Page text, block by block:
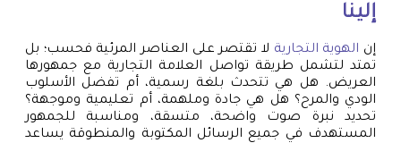
إلينا
إن الهوية التجارية لا تقتصر على العناصر المرئية فحسب؛ بل
تمتد لتشمل طريقة تواصل العلامة التجارية مع جمهورها
العريض. هل هي تتحدث بلغة رسمية، أم تفضل الأسلوب
الودي والمرح؟ هل هي جادة وملهمة، أم تعليمية وموجهة؟
تحديد نبرة صوت واضحة، متسقة، ومناسبة للجمهور
المستهدف في جميع الرسائل المكتوبة والمنطوقة يساعد